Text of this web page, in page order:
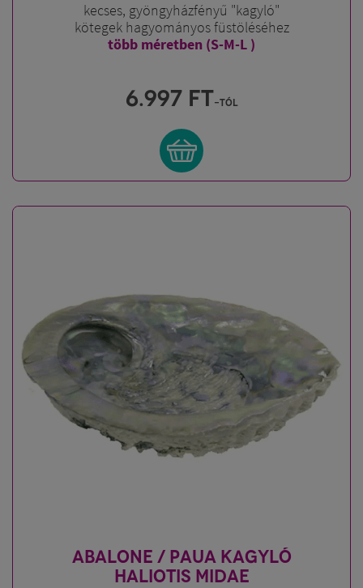
kecses, gyöngyházfényű "kagyló"
kötegek hagyományos füstöléséhez
több méretben (S-M-L )
6.997 FT-tól
ABALONE / PAUA KAGYLÓ
HALIOTIS MIDAE